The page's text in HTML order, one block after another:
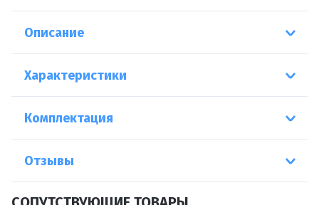
Описание
Характеристики
Комплектация
Отзывы